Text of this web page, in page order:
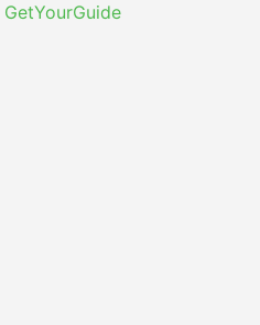
GetYourGuide